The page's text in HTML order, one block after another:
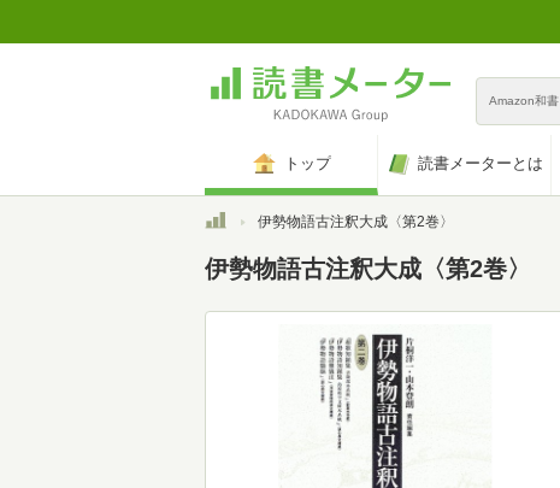
Amazon和書
トップ 読書メーターとは
トップ伊勢物語古注釈大成〈第2巻〉
伊勢物語古注釈大成〈第2巻〉